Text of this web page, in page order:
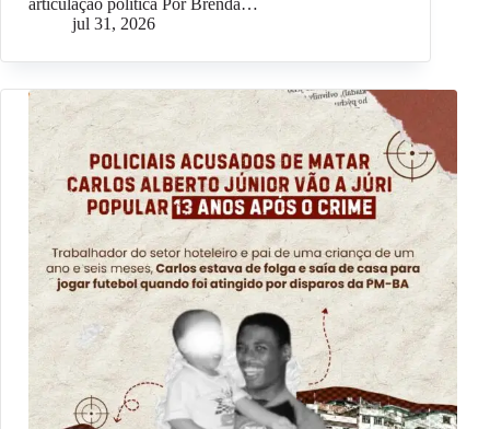
articulação política Por Brenda…
jul 31, 2026